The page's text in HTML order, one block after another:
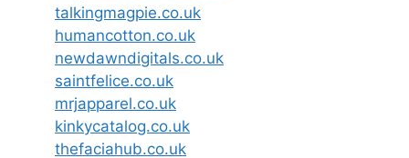
talkingmagpie.co.uk
humancotton.co.uk
newdawndigitals.co.uk
saintfelice.co.uk
mrjapparel.co.uk
kinkycatalog.co.uk
thefaciahub.co.uk